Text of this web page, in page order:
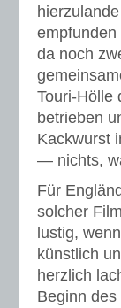
da noch
Touri-Hölle
betrieben
Kackwurst
— nichts,
Für
solcher
lustig,
künstlich
herzlich
Beginn